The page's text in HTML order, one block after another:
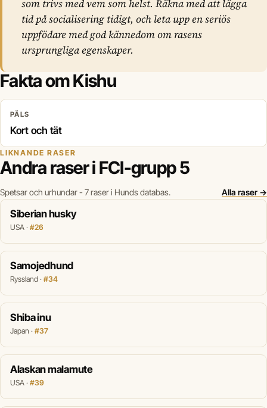
som trivs med vem som helst. Räkna med att lägga
tid på socialisering tidigt, och leta upp en seriös
uppfödare med god kännedom om rasens
ursprungliga egenskaper.
Fakta om Kishu
PÄLS
Kort och tät
LIKNANDE RASER
Andra raser i FCI-grupp 5
Spetsar och urhundar - 7 raser i Hunds databas. Alla raser →
Siberian husky
USA · #26
Samojedhund
Ryssland · #34
Shiba inu
Japan · #37
Alaskan malamute
USA · #39